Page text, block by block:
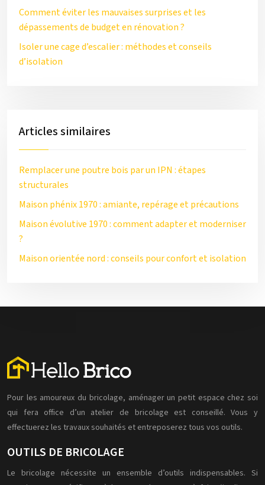
Comment éviter les mauvaises surprises et les
dépassements de budget en rénovation ?
Isoler une cage d’escalier : méthodes et conseils
d’isolation
Articles similaires
Remplacer une poutre bois par un IPN : étapes
structurales
Maison phénix 1970 : amiante, repérage et précautions
Maison évolutive 1970 : comment adapter et moderniser
?
Maison orientée nord : conseils pour confort et isolation
Pour les amoureux du bricolage, aménager un petit espace chez soi
qui fera office d’un atelier de bricolage est conseillé. Vous y
effectuerez les travaux souhaités et entreposerez tous vos outils.
OUTILS DE BRICOLAGE
Le bricolage nécessite un ensemble d’outils indispensables. Si